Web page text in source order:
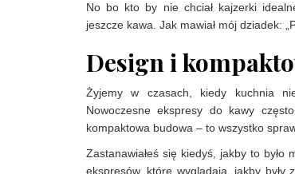
No bo kto by nie chciał kajzerki
jeszcze kawa. Jak mawiał mój dziadek:
Design i
Żyjemy w czasach, kiedy kuchnia
Nowoczesne ekspresy do kawy
kompaktowa budowa – to wszystko
Zastanawiałeś się kiedyś, jakby to
ekspresów, które wyglądają, jakby były